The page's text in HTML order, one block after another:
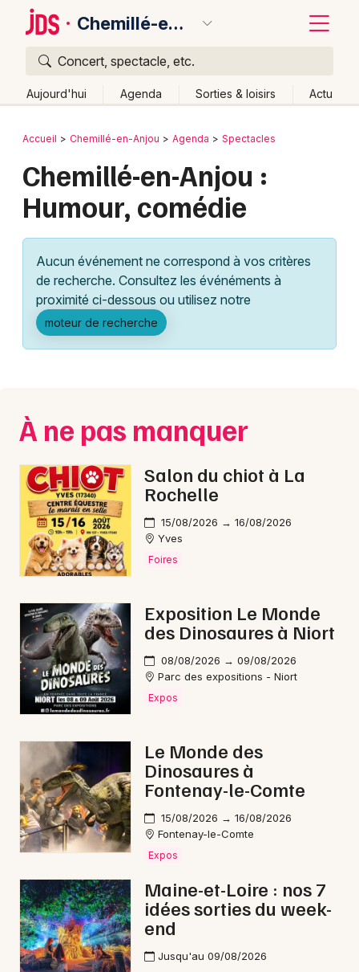
Chemillé-en-Anjou
Concert, spectacle, etc.
Aujourd'hui Agenda Sorties & loisirs Actu
Publier un événement
Grands événements
Activité & Expérience
Manifestations
Foires & salons
Concerts
Sports
Soirées
Sorties famille
Sorties & loisirs
Humour dans le Maine-et-Loire
Humour dans les Pays de la Loire
Newsletter des sorties
Artistes en tournée
Actus à Chemillé-en-Anjou
Magazine à Chemillé-en-Anjou
Bordeaux
Colmar
Lille
Lyon
Marseille
Mulhouse
Nice
Paris
Strasbourg
Toulouse
Toutes les villes
Retour
Accueil Chemillé-en-Anjou Agenda Spectacles
Chemillé-en-Anjou :
Humour, comédie
Aucun événement ne correspond à vos critères
de recherche. Consultez les événéments à
proximité ci-dessous ou utilisez notre
moteur de recherche
À ne pas manquer
Salon du chiot à La
Rochelle
15/08/2026 → 16/08/2026
Yves
Foires
Exposition Le Monde
des Dinosaures à Niort
08/08/2026 → 09/08/2026
Parc des expositions - Niort
Expos
Le Monde des
Dinosaures à
Fontenay-le-Comte
15/08/2026 → 16/08/2026
Fontenay-le-Comte
Expos
Maine-et-Loire : nos 7
idées sorties du week-
end
Jusqu'au 09/08/2026
Quoi ?
Où ?
Pays de la Loire
Partout Près de moi Changer de lieu
Quand ?
Effacer les dates
Aujourd'hui
Demain Ce week-end Autre